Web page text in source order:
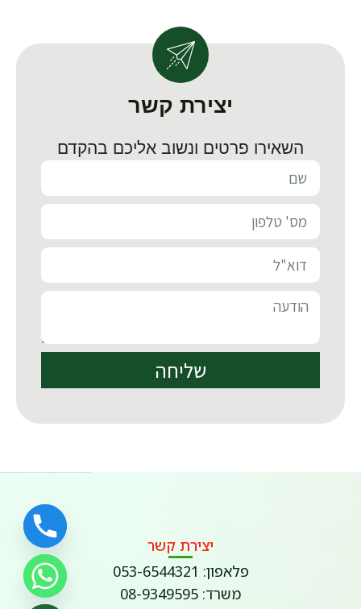
יצירת קשר
השאירו פרטים ונשוב אליכם בהקדם
שליחה
יצירת קשר
פלאפון: 053-6544321
משרד: 08-9349595